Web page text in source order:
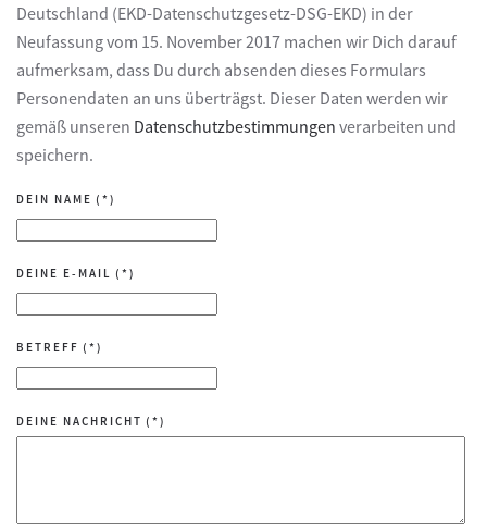
Deutschland (EKD-Datenschutzgesetz-DSG-EKD) in der
Neufassung vom 15. November 2017 machen wir Dich darauf
aufmerksam, dass Du durch absenden dieses Formulars
Personendaten an uns überträgst. Dieser Daten werden wir
gemäß unseren Datenschutzbestimmungen verarbeiten und
speichern.
DEIN NAME (*)
DEINE E-MAIL (*)
BETREFF (*)
DEINE NACHRICHT (*)